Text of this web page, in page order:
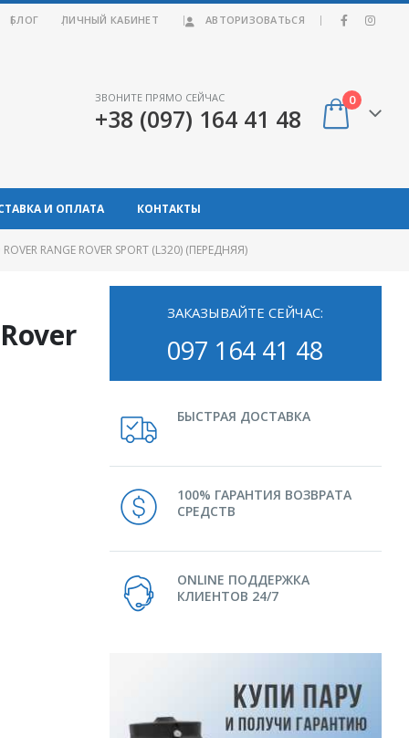
БЛОГ ЛИЧНЫЙ КАБИНЕТ АВТОРИЗОВАТЬСЯ |
ЗВОНИТЕ ПРЯМО СЕЙЧАС
+38 (097) 164 41 48
0
И ОПЛАТА КОНТАКТЫ
RANGE ROVER SPORT (L320) (ПЕРЕДНЯЯ)
ЗАКАЗЫВАЙТЕ СЕЙЧАС:
097 164 41 48
БЫСТРАЯ ДОСТАВКА
100% ГАРАНТИЯ ВОЗВРАТА
СРЕДСТВ
ONLINE ПОДДЕРЖКА
КЛИЕНТОВ 24/7